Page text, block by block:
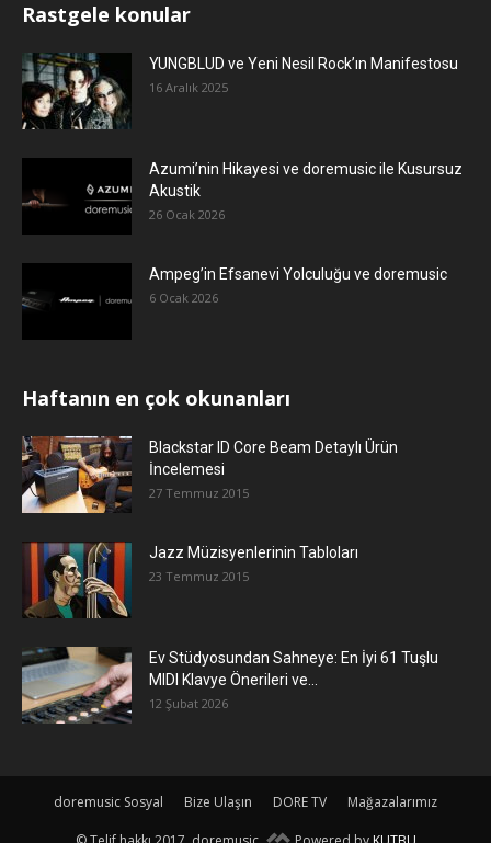
Rastgele konular
YUNGBLUD ve Yeni Nesil Rock’ın Manifestosu
16 Aralık 2025
Azumi’nin Hikayesi ve doremusic ile Kusursuz
Akustik
26 Ocak 2026
Ampeg’in Efsanevi Yolculuğu ve doremusic
6 Ocak 2026
Haftanın en çok okunanları
Blackstar ID Core Beam Detaylı Ürün
İncelemesi
27 Temmuz 2015
Jazz Müzisyenlerinin Tabloları
23 Temmuz 2015
Ev Stüdyosundan Sahneye: En İyi 61 Tuşlu
MIDI Klavye Önerileri ve...
12 Şubat 2026
doremusic Sosyal Bize Ulaşın DORE TV Mağazalarımız